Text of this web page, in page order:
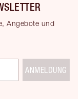
Angebote und
ANMELDUNG